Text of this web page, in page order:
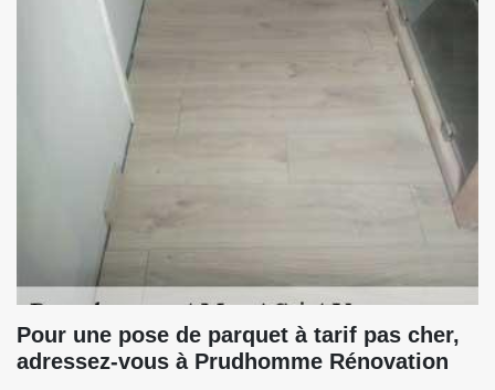
Pour une pose de parquet à tarif pas cher,
adressez-vous à Prudhomme Rénovation